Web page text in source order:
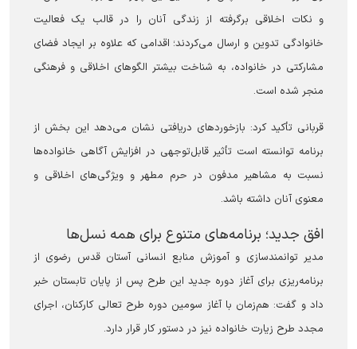
و نکات اخلاقی برگرفته از زندگی آنان را در قالب یک فعالیت
خانوادگی تدوین و ارسال می‌کردند؛ اقدامی که علاوه بر ایجاد فضای
مشارکتی در خانواده، به شناخت بیشتر الگوهای اخلاقی و فرهنگی
منجر شده است.
قربانی تأکید کرد: بازخوردهای دریافتی نشان می‌دهد این بخش از
برنامه توانسته است تأثیر قابل‌توجهی در افزایش آگاهی خانواده‌ها
نسبت به مشاهیر مدفون در حرم مطهر و ویژگی‌های اخلاقی و
معنوی آنان داشته باشد.
افق جدید؛ برنامه‌های متنوع برای همه نسل‌ها
مدیر توانمندسازی و آموزش منابع انسانی آستان قدس رضوی از
برنامه‌ریزی برای آغاز دوره جدید این طرح پس از پایان تابستان خبر
داد و گفت: هم‌زمان با آغاز سومین دوره طرح تعالی کارکنان، اجرای
مجدد طرح زیارت خانواده نیز در دستور کار قرار دارد.